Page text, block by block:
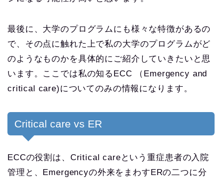
最後に、大学のプログラムにも様々な特徴があるの
で、その点に触れた上で私の大学のプログラムがど
のようなものかを具体的にご紹介していきたいと思
います。ここでは私の知るECC （Emergency and
critical care)についてのみの情報になります。
Critical care vs ER
ECCの役割は、Critical careという重症患者の入院
管理と、Emergencyの外来をまわすERの二つに分